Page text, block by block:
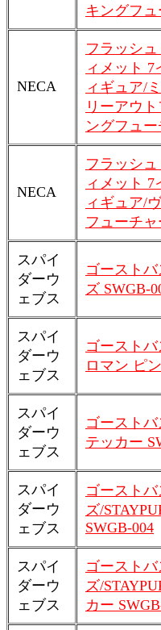
キングフ
NECA
フラッシ
ィメット 7
ィギュア/
リーアウ
ングフュ
NECA
フラッシ
ィメット 7
ィギュア/
フューチ
スパイ
ダーウ
ェブス
ゴースト
ズ SWGB-
スパイ
ダーウ
ェブス
ゴースト
ロマン ピ
スパイ
ダーウ
ェブス
ゴースト
テッカー
スパイ
ダーウ
ェブス
ゴースト
ズ/
SWGB-004
スパイ
ダーウ
ェブス
ゴースト
ズ/
カー